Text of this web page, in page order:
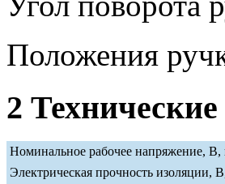
Положения
2
Номинальное рабочее напряжение, В,
Электрическая прочность изоляции,